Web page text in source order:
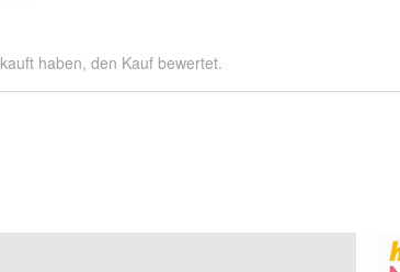
haben, den Kauf bewertet.